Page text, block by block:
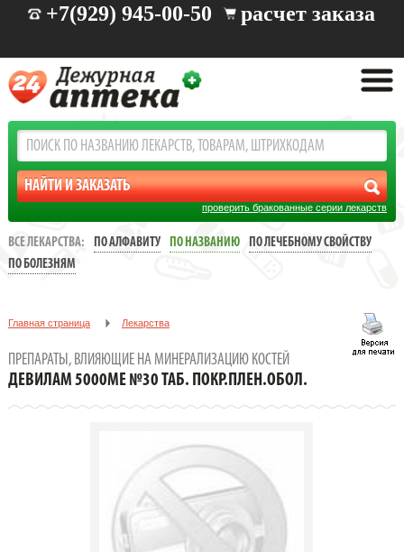
+7(929) 945-00-50 расчет заказа
проверить бракованные серии лекарств
ВСЕ ЛЕКАРСТВА: ПО АЛФАВИТУ ПО НАЗВАНИЮ
ПО ЛЕЧЕБНОМУ СВОЙСТВУ
ПО БОЛЕЗНЯМ
Главная страница Лекарства
Препараты, влияющие на минерализацию костей
ПРЕПАРАТЫ, ВЛИЯЮЩИЕ НА МИНЕРАЛИЗАЦИЮ КОСТЕЙ
ДЕВИЛАМ 5000МЕ №30 ТАБ. ПОКР.ПЛЕН.ОБОЛ.